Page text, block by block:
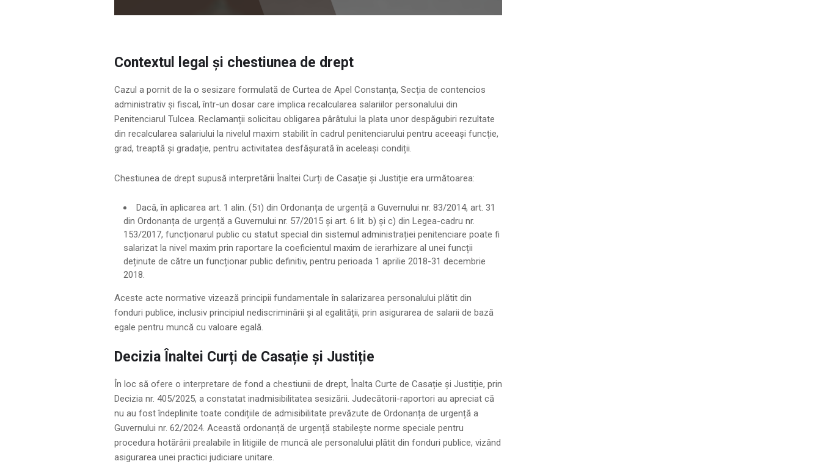
Contextul legal și chestiunea de drept
Cazul a pornit de la o sesizare formulată de Curtea de Apel Constanța, Secția de contencios
administrativ și fiscal, într-un dosar care implica recalcularea salariilor personalului din
Penitenciarul Tulcea. Reclamanții solicitau obligarea pârâtului la plata unor despăgubiri rezultate
din recalcularea salariului la nivelul maxim stabilit în cadrul penitenciarului pentru aceeași funcție,
grad, treaptă și gradație, pentru activitatea desfășurată în aceleași condiții.
Chestiunea de drept supusă interpretării Înaltei Curți de Casație și Justiție era următoarea:
Dacă, în aplicarea art. 1 alin. (51) din Ordonanța de urgență a Guvernului nr. 83/2014, art. 31
din Ordonanța de urgență a Guvernului nr. 57/2015 și art. 6 lit. b) și c) din Legea-cadru nr.
153/2017, funcționarul public cu statut special din sistemul administrației penitenciare poate fi
salarizat la nivel maxim prin raportare la coeficientul maxim de ierarhizare al unei funcții
deținute de către un funcționar public definitiv, pentru perioada 1 aprilie 2018-31 decembrie
2018.
Aceste acte normative vizează principii fundamentale în salarizarea personalului plătit din
fonduri publice, inclusiv principiul nediscriminării și al egalității, prin asigurarea de salarii de bază
egale pentru muncă cu valoare egală.
Decizia Înaltei Curți de Casație și Justiție
În loc să ofere o interpretare de fond a chestiunii de drept, Înalta Curte de Casație și Justiție, prin
Decizia nr. 405/2025, a constatat inadmisibilitatea sesizării. Judecătorii-raportori au apreciat că
nu au fost îndeplinite toate condițiile de admisibilitate prevăzute de Ordonanța de urgență a
Guvernului nr. 62/2024. Această ordonanță de urgență stabilește norme speciale pentru
procedura hotărârii prealabile în litigiile de muncă ale personalului plătit din fonduri publice, vizând
asigurarea unei practici judiciare unitare.